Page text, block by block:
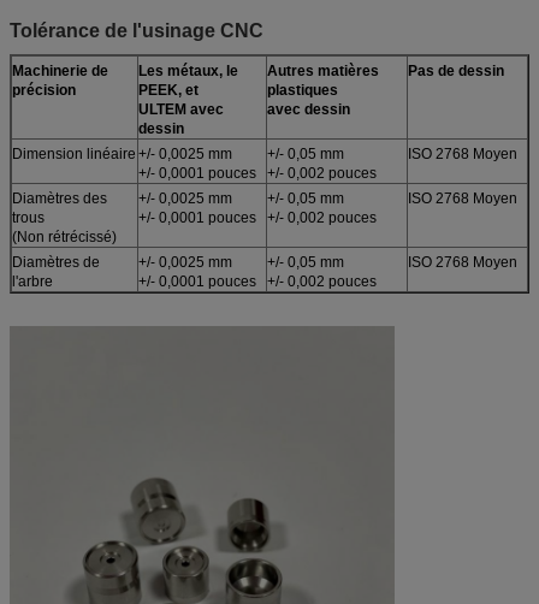
Tolérance de l'usinage CNC
Machinerie de
précision
Les métaux, le
PEEK, et
ULTEM avec
dessin
Autres matières
plastiques
avec dessin
Pas de dessin
Dimension linéaire +/- 0,0025 mm
+/- 0,0001 pouces
+/- 0,05 mm
+/- 0,002 pouces
ISO 2768 Moyen
Diamètres des
trous
(Non rétrécissé)
+/- 0,0025 mm
+/- 0,0001 pouces
+/- 0,05 mm
+/- 0,002 pouces
ISO 2768 Moyen
Diamètres de
l'arbre
+/- 0,0025 mm
+/- 0,0001 pouces
+/- 0,05 mm
+/- 0,002 pouces
ISO 2768 Moyen